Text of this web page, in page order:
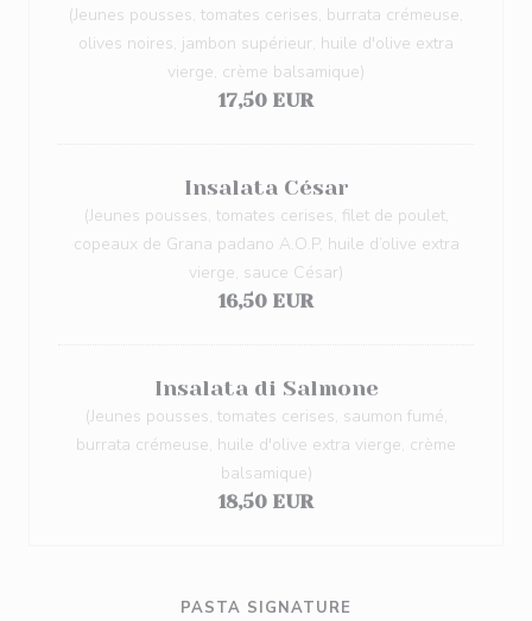
(Jeunes pousses, tomates cerises, burrata crémeuse,
olives noires, jambon supérieur, huile d'olive extra
vierge, crème balsamique)
17,50 EUR
Insalata César
(Jeunes pousses, tomates cerises, filet de poulet,
copeaux de Grana padano A.O.P, huile d’olive extra
vierge, sauce César)
16,50 EUR
Insalata di Salmone
(Jeunes pousses, tomates cerises, saumon fumé,
burrata crémeuse, huile d'olive extra vierge, crème
balsamique)
18,50 EUR
PASTA SIGNATURE